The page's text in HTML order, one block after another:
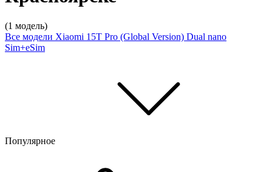
(1 модель)
Все модели Xiaomi 15T Pro (Global Version) Dual nano
Sim+eSim
Популярное